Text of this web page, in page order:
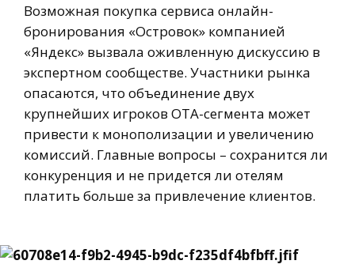
Возможная покупка сервиса онлайн-
бронирования «Островок» компанией
«Яндекс» вызвала оживленную дискуссию в
экспертном сообществе. Участники рынка
опасаются, что объединение двух
крупнейших игроков OTA-сегмента может
привести к монополизации и увеличению
комиссий. Главные вопросы – сохранится ли
конкуренция и не придется ли отелям
платить больше за привлечение клиентов.